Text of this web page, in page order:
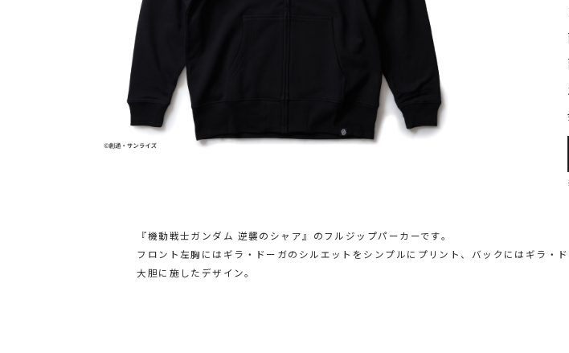
『機動戦士ガンダム 逆襲のシャア』のフルジップパーカーです。
フロント左胸にはギラ・ドーガのシルエットをシンプルにプリント、バックにはギラ・
大胆に施したデザイン。